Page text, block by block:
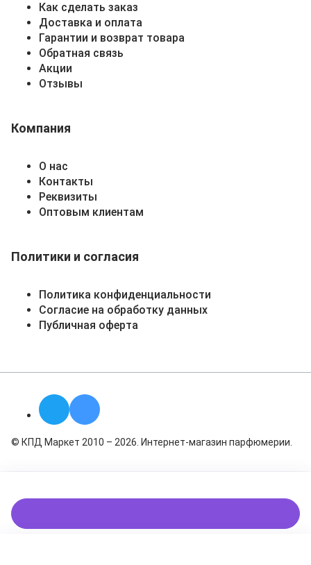
Как сделать заказ
Доставка и оплата
Гарантии и возврат товара
Обратная связь
Акции
Отзывы
Компания
О нас
Контакты
Реквизиты
Оптовым клиентам
Политики и согласия
Политика конфиденциальности
Согласие на обработку данных
Публичная оферта
© КПД Маркет 2010 – 2026. Интернет-магазин парфюмерии.